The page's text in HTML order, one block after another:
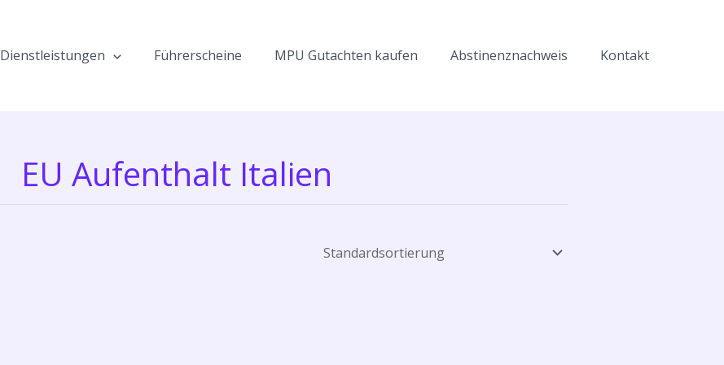
Dienstleistungen Führerscheine MPU Gutachten kaufen Abstinenznachweis Kontakt
EU Aufenthalt Italien